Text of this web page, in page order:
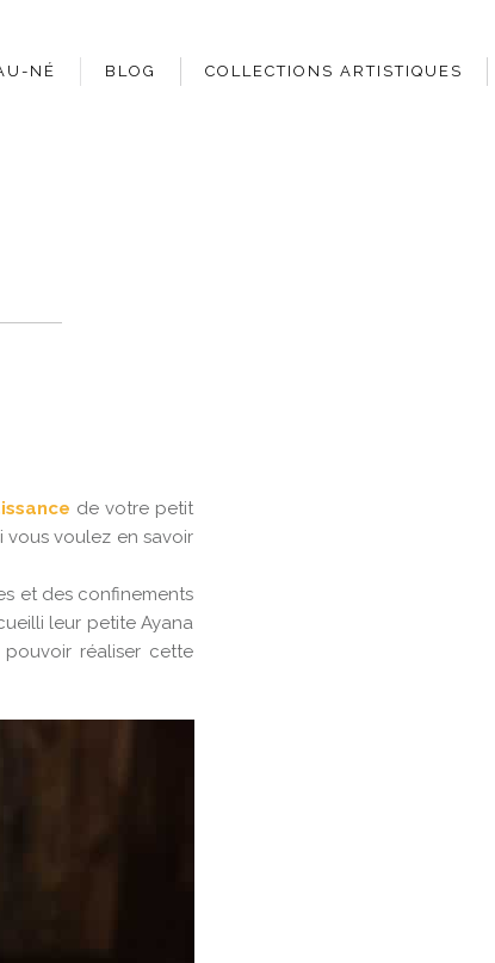
NÉ BLOG
COLLECTIONS ARTISTIQUES
de votre petit
vous voulez en savoir
et des confinements
leur petite Ayana
réaliser cette